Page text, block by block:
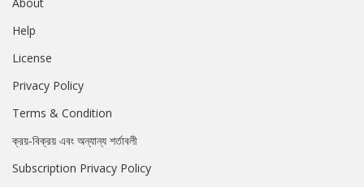
About
Help
License
Privacy Policy
Terms & Condition
ক্রয়-বিক্রয় এবং অন্যান্য শর্তাবলী
Subscription Privacy Policy